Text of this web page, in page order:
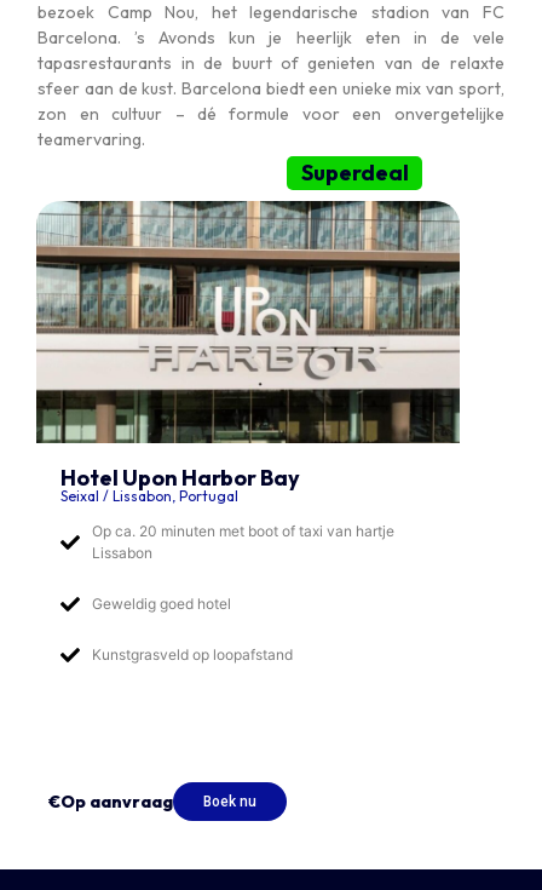
bezoek Camp Nou, het legendarische stadion van FC
Barcelona. ’s Avonds kun je heerlijk eten in de vele
tapasrestaurants in de buurt of genieten van de relaxte
sfeer aan de kust. Barcelona biedt een unieke mix van sport,
zon en cultuur – dé formule voor een onvergetelijke
teamervaring.
Hotel Upon Harbor Bay
Seixal / Lissabon, Portugal
Superdeal
Op ca. 20 minuten met boot of taxi van hartje
Lissabon
Geweldig goed hotel
Kunstgrasveld op loopafstand
€Op aanvraag Boek nu